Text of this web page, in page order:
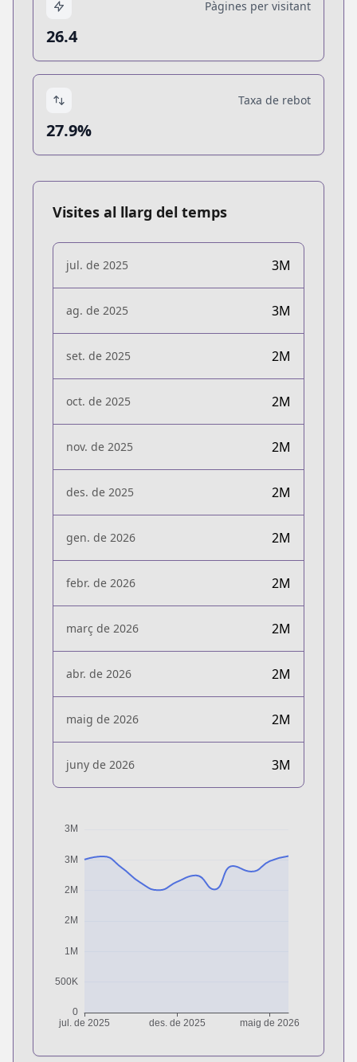
Pàgines per visitant
26.4
Taxa de rebot
27.9%
Visites al llarg del temps
jul. de 2025 3M
ag. de 2025 3M
set. de 2025 2M
oct. de 2025 2M
nov. de 2025 2M
des. de 2025 2M
gen. de 2026 2M
febr. de 2026 2M
març de 2026 2M
abr. de 2026 2M
maig de 2026 2M
juny de 2026 3M